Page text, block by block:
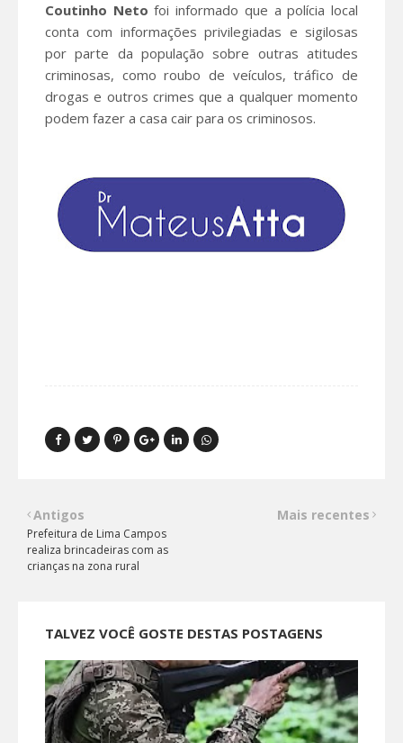
Coutinho Neto foi informado que a polícia local
conta com informações privilegiadas e sigilosas
por parte da população sobre outras atitudes
criminosas, como roubo de veículos, tráfico de
drogas e outros crimes que a qualquer momento
podem fazer a casa cair para os criminosos.
Mais recentes
Antigos
Prefeitura de Lima Campos
realiza brincadeiras com as
crianças na zona rural
TALVEZ VOCÊ GOSTE DESTAS POSTAGENS